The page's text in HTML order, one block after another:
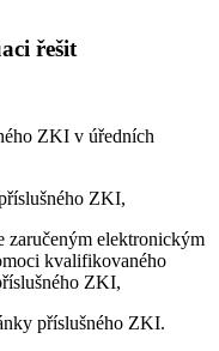
řešit
ZKI v úředních
ZKI,
zaručeným elektronickým
kvalifikovaného
ZKI,
příslušného ZKI.